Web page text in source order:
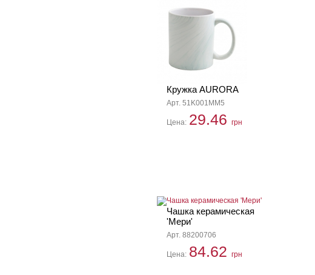
Кружка AURORA
Арт. 51K001MM5
Цена: 29.46 грн
Чашка керамическая
'Мери'
Арт. 88200706
Цена: 84.62 грн